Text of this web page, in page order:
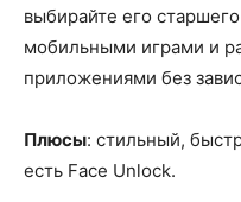
выбирайте его
мобильными играми и
приложениями без
Плюсы: стильный,
есть Face Unlock.